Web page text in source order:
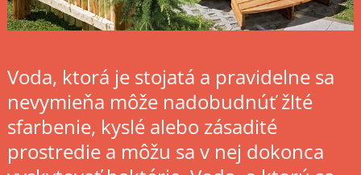
Voda, ktorá je stojatá a pravidelne sa
nevymieňa môže nadobudnúť žlté
sfarbenie, kyslé alebo zásadité
prostredie a môžu sa v nej dokonca